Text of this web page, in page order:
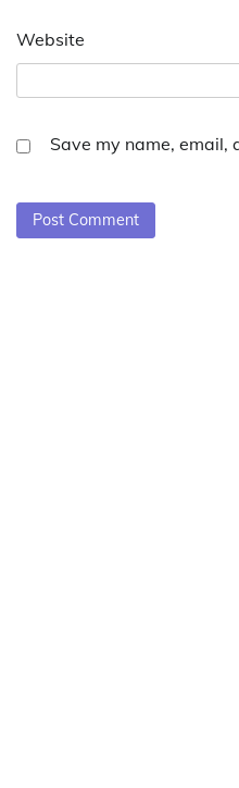
Website
Save my name, email,